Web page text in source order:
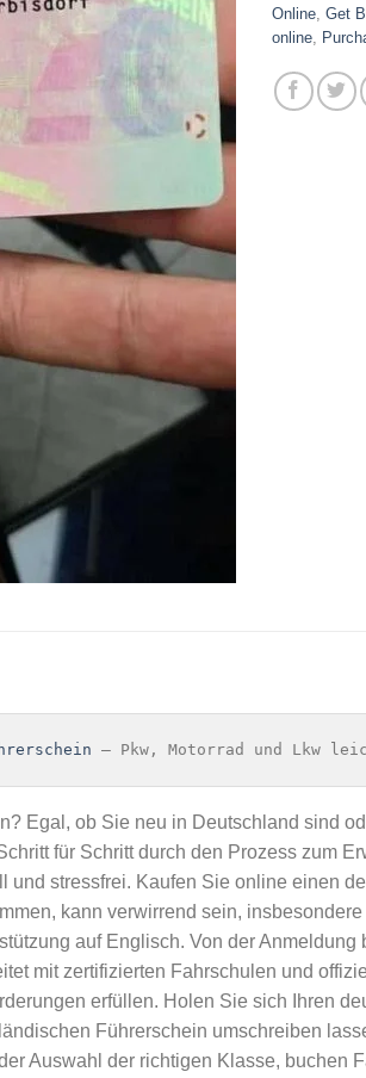
Online, Get
online,
– Pkw, Motorrad und Lkw
Egal, ob Sie neu in Deutschland sind
für Schritt durch den Prozess zum
und stressfrei. Kaufen Sie online einen
kann verwirrend sein,
auf Englisch. Von der
mit zertifizierten Fahrschulen und
erfüllen. Holen Sie sich Ihren
Führerschein umschreiben
Auswahl der richtigen Klasse, buchen